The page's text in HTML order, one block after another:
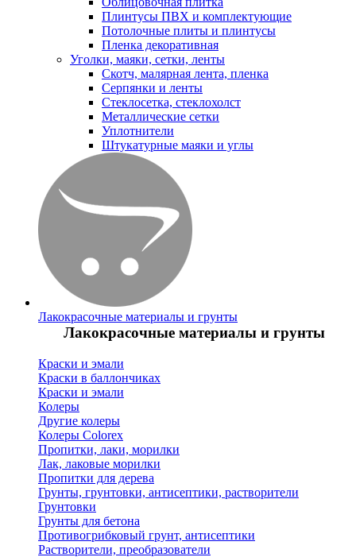
Плинтусы ПВХ и комплектующие
Потолочные плиты и плинтусы
Пленка декоративная
Уголки, маяки, сетки, ленты
Скотч, малярная лента, пленка
Серпянки и ленты
Стеклосетка, стеклохолст
Металлические сетки
Уплотнители
Штукатурные маяки и углы
Лакокрасочные материалы и грунты
Лакокрасочные материалы и грунты
Краски и эмали
Краски в баллончиках
Краски и эмали
Колеры
Другие колеры
Колеры Colorex
Пропитки, лаки, морилки
Лак, лаковые морилки
Пропитки для дерева
Грунты, грунтовки, антисептики, растворители
Грунтовки
Грунты для бетона
Противогрибковый грунт, антисептики
Растворители, преобразователи